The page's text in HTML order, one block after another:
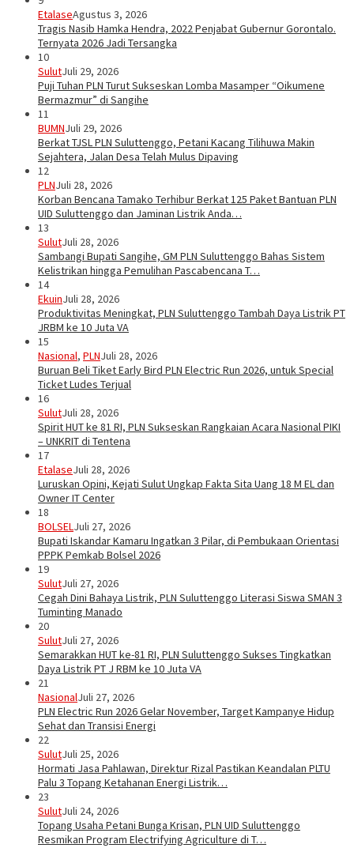
EtalaseAgustus 3, 2026
Tragis Nasib Hamka Hendra, 2022 Penjabat Gubernur Gorontalo.
Ternyata 2026 Jadi Tersangka
10
SulutJuli 29, 2026
Puji Tuhan PLN Turut Sukseskan Lomba Masamper “Oikumene
Bermazmur” di Sangihe
11
BUMNJuli 29, 2026
Berkat TJSL PLN Suluttenggo, Petani Kacang Tilihuwa Makin
Sejahtera, Jalan Desa Telah Mulus Dipaving
12
PLNJuli 28, 2026
Korban Bencana Tamako Terhibur Berkat 125 Paket Bantuan PLN
UID Suluttenggo dan Jaminan Listrik Anda…
13
SulutJuli 28, 2026
Sambangi Bupati Sangihe, GM PLN Suluttenggo Bahas Sistem
Kelistrikan hingga Pemulihan Pascabencana T…
14
EkuinJuli 28, 2026
Produktivitas Meningkat, PLN Suluttenggo Tambah Daya Listrik PT
JRBM ke 10 Juta VA
15
Nasional, PLNJuli 28, 2026
Buruan Beli Tiket Early Bird PLN Electric Run 2026, untuk Special
Ticket Ludes Terjual
16
SulutJuli 28, 2026
Spirit HUT ke 81 RI, PLN Sukseskan Rangkaian Acara Nasional PIKI
– UNKRIT di Tentena
17
EtalaseJuli 28, 2026
Luruskan Opini, Kejati Sulut Ungkap Fakta Sita Uang 18 M EL dan
Owner IT Center
18
BOLSELJuli 27, 2026
Bupati Iskandar Kamaru Ingatkan 3 Pilar, di Pembukaan Orientasi
PPPK Pemkab Bolsel 2026
19
SulutJuli 27, 2026
Cegah Dini Bahaya Listrik, PLN Suluttenggo Literasi Siswa SMAN 3
Tuminting Manado
20
SulutJuli 27, 2026
Semarakkan HUT ke-81 RI, PLN Suluttenggo Sukses Tingkatkan
Daya Listrik PT J RBM ke 10 Juta VA
21
NasionalJuli 27, 2026
PLN Electric Run 2026 Gelar November, Target Kampanye Hidup
Sehat dan Transisi Energi
22
SulutJuli 25, 2026
Hormati Jasa Pahlawan, Direktur Rizal Pastikan Keandalan PLTU
Palu 3 Topang Ketahanan Energi Listrik…
23
SulutJuli 24, 2026
Topang Usaha Petani Bunga Krisan, PLN UID Suluttenggo
Resmikan Program Electrifying Agriculture di T…